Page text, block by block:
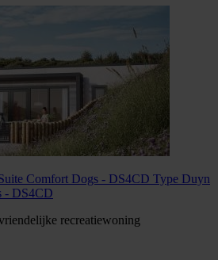
Comfort Dogs - DS4CD Type Duyn
- DS4CD
recreatiewoning